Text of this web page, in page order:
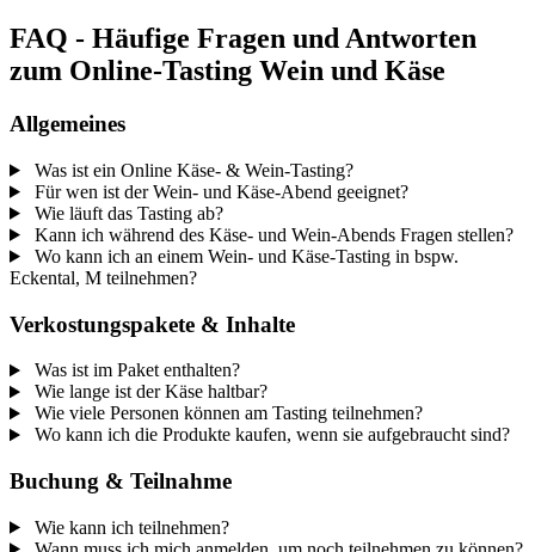
FAQ - Häufige Fragen und Antworten
zum Online-Tasting Wein und Käse
Allgemeines
Was ist ein Online Käse- & Wein-Tasting?
Für wen ist der Wein- und Käse-Abend geeignet?
Wie läuft das Tasting ab?
Kann ich während des Käse- und Wein-Abends Fragen stellen?
Wo kann ich an einem Wein- und Käse-Tasting in bspw.
Eckental, M teilnehmen?
Verkostungspakete & Inhalte
Was ist im Paket enthalten?
Wie lange ist der Käse haltbar?
Wie viele Personen können am Tasting teilnehmen?
Wo kann ich die Produkte kaufen, wenn sie aufgebraucht sind?
Buchung & Teilnahme
Wie kann ich teilnehmen?